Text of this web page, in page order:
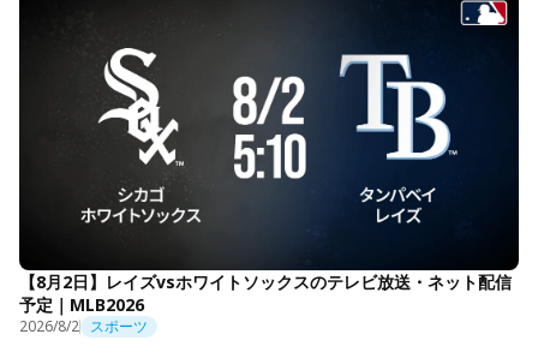
【8月2日】レイズvsホワイトソックスのテレビ放送・ネット配信
予定｜MLB2026
2026/8/2 スポーツ